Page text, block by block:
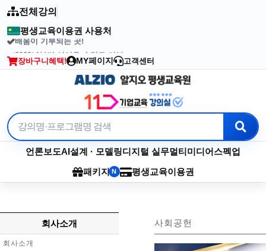
전체강의
평생교육이용권 사용처
배움이 기부되는 곳!
2003년부터 이어온 수강료 기부
장바구니 혜택! MY페이지 고객센터
언론보도AI설계 · 모델링디지털 실무멀티미디어스펙업
패키지 N 평생교육이용권
회사소개
회사소개
사회공헌